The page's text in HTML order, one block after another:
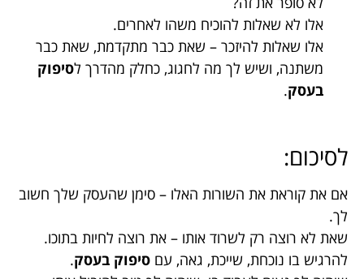
אלו לא שאלות להוכיח משהו לאחרים.
אלו שאלות להיזכר – שאת כבר מתקדמת, שאת כבר
משתנה, ושיש לך מה לחגוג, כחלק מהדרך לסיפוק
בעסק.
לסיכום:
אם את קוראת את השורות האלו – סימן שהעסק שלך חשוב
לך.
שאת לא רוצה רק לשרוד אותו – את רוצה לחיות בתוכו.
להרגיש בו נוכחת, שייכת, גאה, עם סיפוק בעסק.